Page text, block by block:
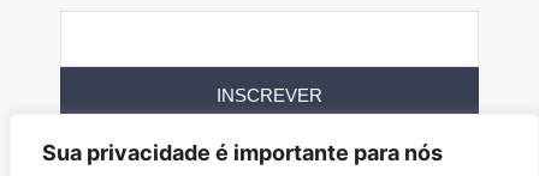
Sua privacidade é importante para nós
INSCREVER